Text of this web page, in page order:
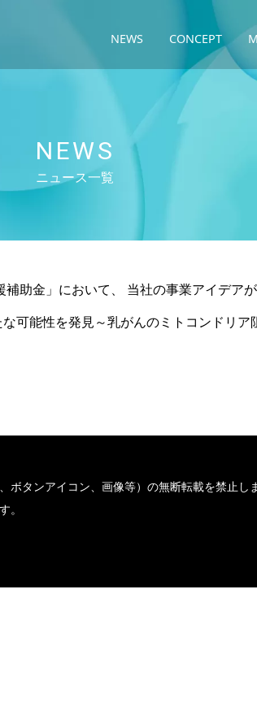
NEWS CONCEPT
NEWS
ニュース一覧
助金」において、 当社の事業アイデア
可能性を発見～乳がんのミトコンドリア
ボタンアイコン、画像等）の無断転載を禁止し
。